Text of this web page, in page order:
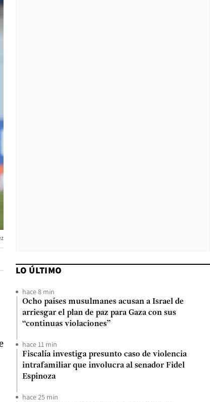
LO ÚLTIMO
hace 8 min
Ocho países musulmanes acusan a Israel de
arriesgar el plan de paz para Gaza con sus
“continuas violaciones”
hace 11 min
Fiscalía investiga presunto caso de violencia
intrafamiliar que involucra al senador Fidel
Espinoza
hace 25 min